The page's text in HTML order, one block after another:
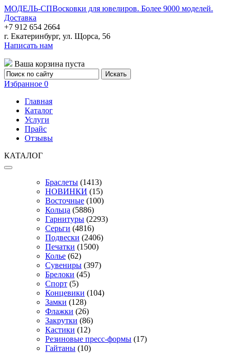
МОДЕЛЬ-СПВосковки для ювелиров. Более 9000 моделей.
Доставка
+7 912 654 2664
г. Екатеринбург, ул. Щорса, 56
Написать нам
Ваша корзина пуста
Избранное 0
Главная
Каталог
Услуги
Прайс
Отзывы
КАТАЛОГ
Браслеты (1413)
НОВИНКИ (15)
Восточные (100)
Кольца (5886)
Гарнитуры (2293)
Серьги (4816)
Подвески (2406)
Печатки (1500)
Колье (62)
Сувениры (397)
Брелоки (45)
Спорт (5)
Концевики (104)
Замки (128)
Флажки (26)
Закрутки (86)
Кастики (12)
Резиновые пресс-формы (17)
Гайтаны (10)